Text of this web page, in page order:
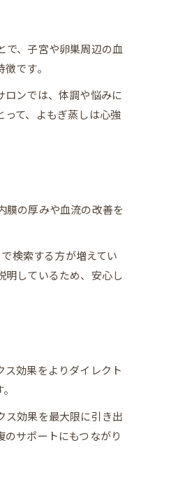
で、子宮や卵巣周辺の血
です。
ロンでは、体調や悩みに
て、よもぎ蒸しは心強
膜の厚みや血流の改善を
検索する方が増えてい
明しているため、安心し
効果をよりダイレクト
ス効果を最大限に引き出
サポートにもつながり